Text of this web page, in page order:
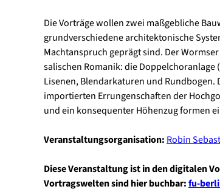
Die Vorträge wollen zwei maßgebliche
grundverschiedene architektonische
Machtanspruch geprägt sind. Der
salischen Romanik: die Doppelchoranlage
Lisenen, Blendarkaturen und Rundbogen.
importierten Errungenschaften der
und ein konsequenter Höhenzug formen
Veranstaltungsorganisation: Robin
Diese Veranstaltung ist in den digitalen
Vortragswelten sind hier buchbar:fu-